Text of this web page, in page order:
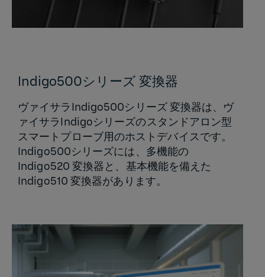
Indigo500シリーズ 変換器
ヴァイサラIndigo500シリーズ 変換器は、ヴ
ァイサラIndigoシリーズのスタンドアロン型
スマートプローブ用のホストデバイスです。
Indigo500シリーズには、多機能の
Indigo520 変換器と、基本機能を備えた
Indigo510 変換器があります。